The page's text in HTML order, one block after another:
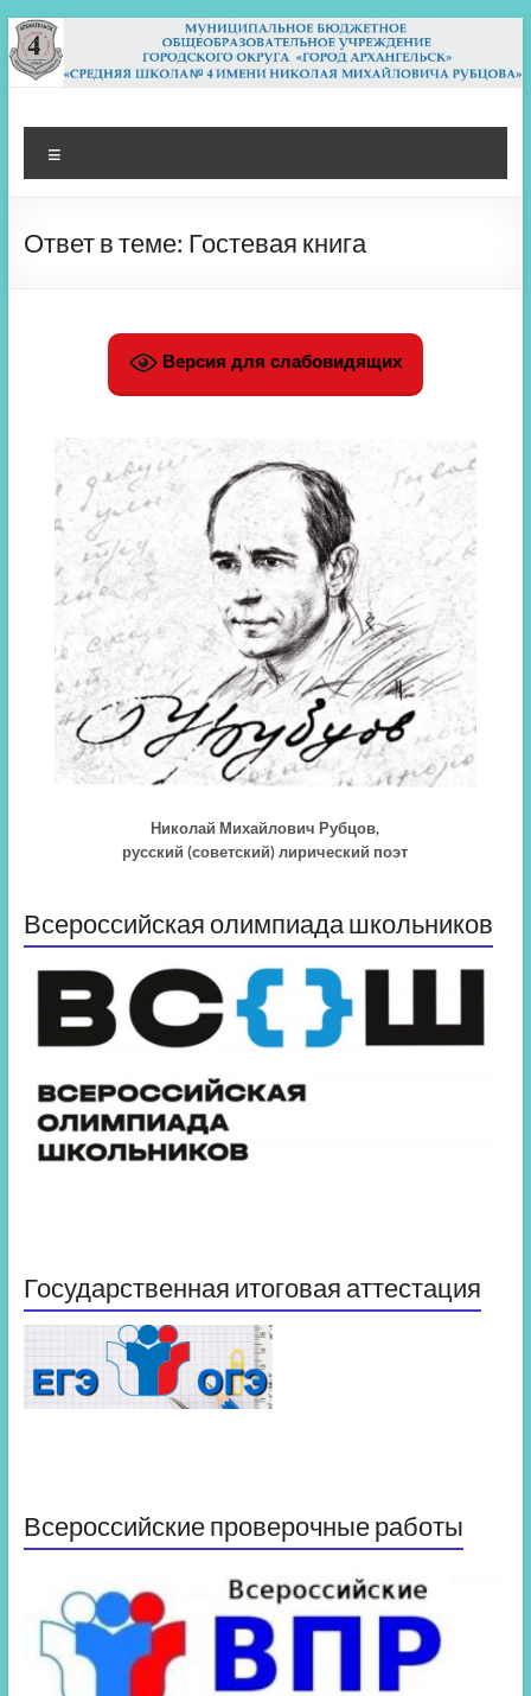
Перейти
к
содержимому
МБОУ СШ 4
Архангельск
Ответ в теме: Гостевая книга
Версия для слабовидящих
Николай Михайлович Рубцов,
русский (советский) лирический поэт
Всероссийская олимпиада школьников
Государственная итоговая аттестация
Всероссийские проверочные работы